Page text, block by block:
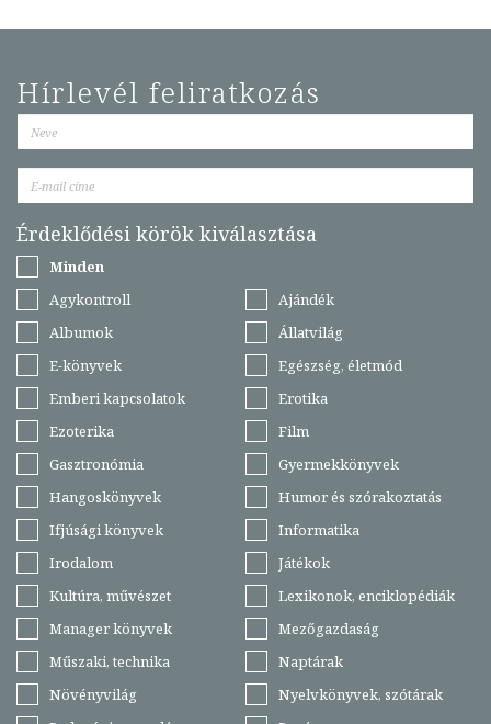
Hírlevél feliratkozás
Érdeklődési körök kiválasztása
Minden
Agykontroll
Ajándék
Albumok
Állatvilág
E-könyvek
Egészség, életmód
Emberi kapcsolatok
Erotika
Ezoterika
Film
Gasztronómia
Gyermekkönyvek
Hangoskönyvek
Humor és szórakoztatás
Ifjúsági könyvek
Informatika
Irodalom
Játékok
Kultúra, művészet
Lexikonok, enciklopédiák
Manager könyvek
Mezőgazdaság
Műszaki, technika
Naptárak
Növényvilág
Nyelvkönyvek, szótárak